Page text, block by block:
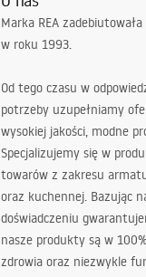
Marka REA
w roku 1993.
Od tego czasu w
potrzeby uzupełniamy
wysokiej jakości, modne
Specjalizujemy się w
towarów z zakresu
oraz kuchennej. Bazując
doświadczeniu
nasze produkty są w
zdrowia oraz niezwykle